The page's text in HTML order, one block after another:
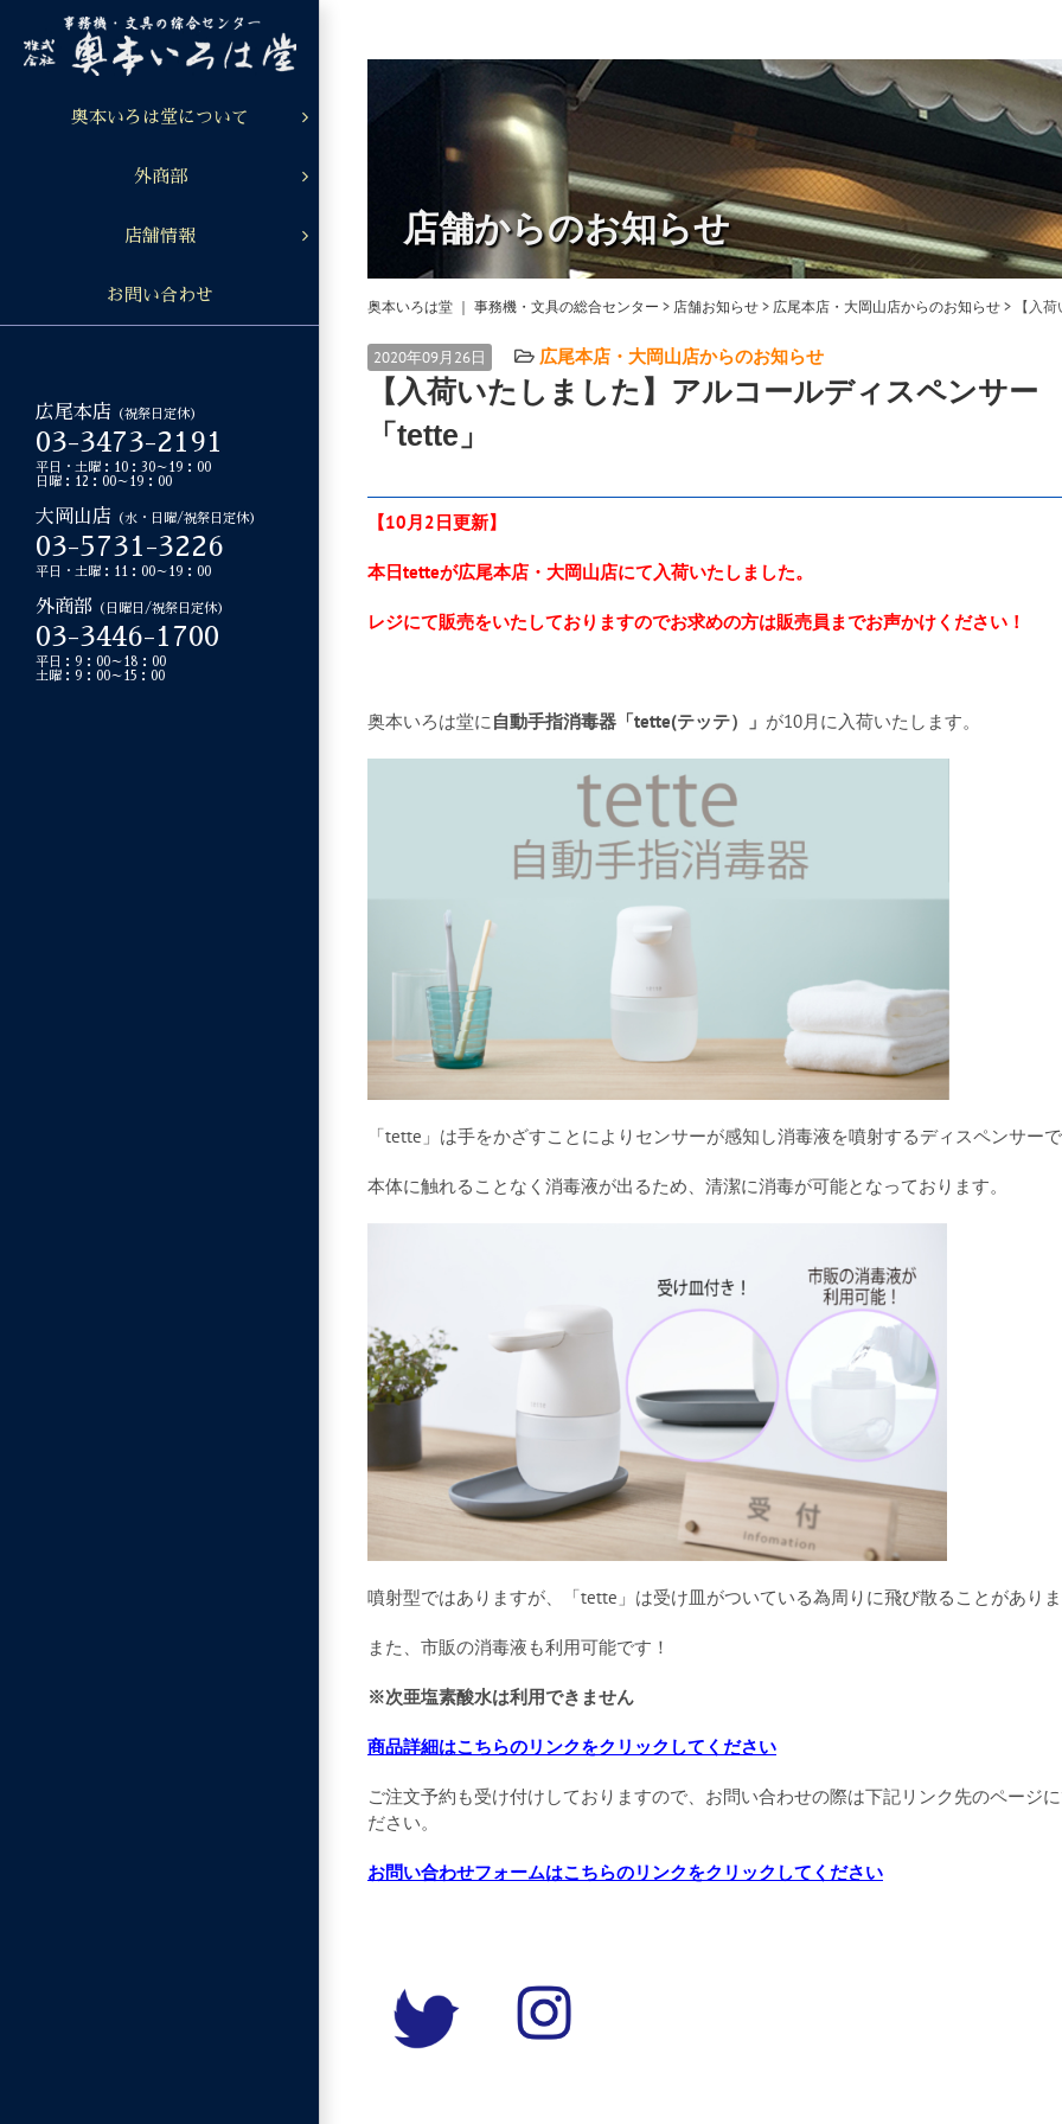
content
奥本いろは堂について
外商部
店舗情報
お問い合わせ
広尾本店 （祝祭日定休）
03-3473-2191
平日・土曜：10：30～19：00
日曜：12：00～19：00
大岡山店 （水・日曜/祝祭日定休）
03-5731-3226
平日・土曜：11：00～19：00
外商部 （日曜日/祝祭日定休）
03-3446-1700
平日：9：00～18：00
土曜：9：00～15：00
店舗からのお知らせ
奥本いろは堂 ｜ 事務機・文具の総合センター > 店舗お知らせ > 広尾本店・大岡山店からのお知らせ > 【入
2020年09月26日 広尾本店・大岡山店からのお知らせ
【入荷いたしました】アルコールディスペンサー
「tette」
【10月2日更新】
本日tetteが広尾本店・大岡山店にて入荷いたしました。
レジにて販売をいたしておりますのでお求めの方は販売員までお声かけください！
奥本いろは堂に 自動手指消毒器「tette(テッテ）」 が10月に入荷いたします。
「tette」は手をかざすことによりセンサーが感知し消毒液を噴射するディスペンサー
本体に触れることなく消毒液が出るため、清潔に消毒が可能となっております。
噴射型ではありますが、「tette」は受け皿がついている為周りに飛び散ることがあり
また、市販の消毒液も利用可能です！
※次亜塩素酸水は利用できません
商品詳細はこちらのリンクをクリックしてください
ご注文予約も受け付けしておりますので、お問い合わせの際は下記リンク先のページ
ださい。
お問い合わせフォームはこちらのリンクをクリックしてください